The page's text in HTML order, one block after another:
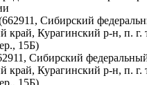
Сибирский
край, Курагинский р-н, п. г.
15Б)